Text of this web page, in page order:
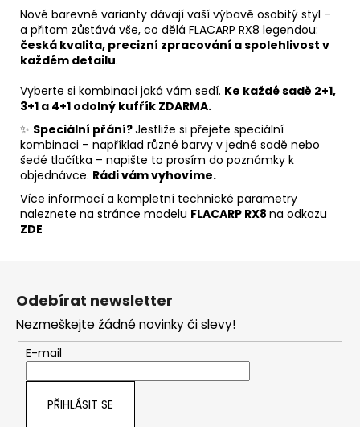
Nové barevné varianty dávají vaší výbavě osobitý styl –
a přitom zůstává vše, co dělá FLACARP RX8 legendou:
česká kvalita, precizní zpracování a spolehlivost v
každém detailu.
Vyberte si kombinaci jaká vám sedí. Ke každé sadě 2+1,
3+1 a 4+1 odolný kufřík ZDARMA.
✨ Speciální přání?Jestliže si přejete speciální
kombinaci – například různé barvy v jedné sadě nebo
šedé tlačítka – napište to prosím do poznámky k
objednávce. Rádi vám vyhovíme.
Více informací a kompletní technické parametry
naleznete na stránce modelu FLACARP RX8 na odkazu
ZDE
Z
Odebírat newsletter
Nezmeškejte žádné novinky či slevy!
E-mail
PŘIHLÁSIT SE